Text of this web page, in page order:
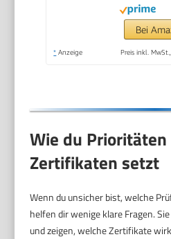
Facespa
Bei
* Anzeige Preis inkl.
Wie du Prioritäten
Zertifikaten setzt
Wenn du unsicher bist, welche
helfen dir wenige klare Fragen.
und zeigen, welche Zertifikate